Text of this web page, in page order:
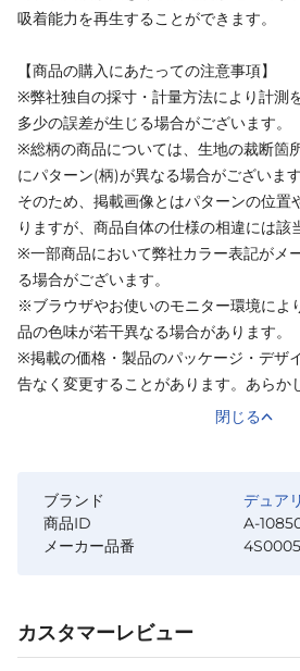
吸着能力を再生することができます。
【商品の購入にあたっての注意事項】
※弊社独自の採寸・計量方法により計測
多少の誤差が生じる場合がございます。
※総柄の商品については、生地の裁断箇
にパターン(柄)が異なる場合がございます
そのため、掲載画像とはパターンの位置
りますが、商品自体の仕様の相違には該
※一部商品において弊社カラー表記がメ
る場合がございます。
※ブラウザやお使いのモニター環境によ
品の色味が若干異なる場合があります。
※掲載の価格・製品のパッケージ・デザ
告なく変更することがあります。あらか
閉じる
ブランド
デュア
商品ID
A-
メーカー品番
カスタマーレビュー